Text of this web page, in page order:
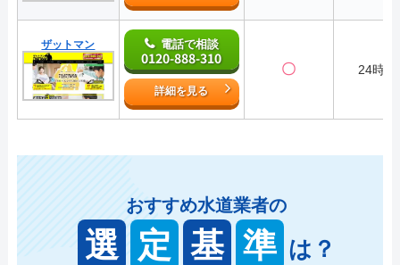
ザットマン 電話で相談
0120-888-310
詳細を見る
〇 24時間
おすすめ水道業者の
選 定 基 準 は？